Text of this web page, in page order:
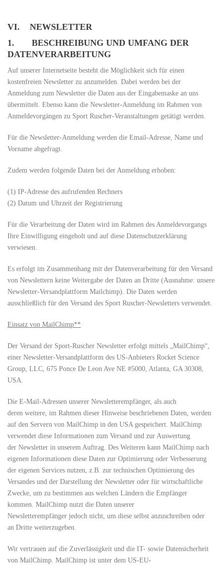
VI. NEWSLETTER
1. BESCHREIBUNG UND UMFANG DER
DATENVERARBEITUNG
Auf unserer Internetseite besteht die Möglichkeit sich für einen
kostenfreien Newsletter zu anzumelden. Dabei werden bei der
Anmeldung zum Newsletter die Daten aus der Eingabemaske an uns
übermittelt. Ebenso kann die Newsletter-Anmeldung im Rahmen von
Anmeldevorgängen zu Sport Ruscher-Veranstaltungen getätigt werden.
Für die Newsletter-Anmeldung werden die Email-Adresse, Name und
Vorname abgefragt.
Zudem werden folgende Daten bei der Anmeldung erhoben:
(1) IP-Adresse des aufrufenden Rechners
(2) Datum und Uhrzeit der Registrierung
Für die Verarbeitung der Daten wird im Rahmen des Anmeldevorgangs
Ihre Einwilligung eingeholt und auf diese Datenschutzerklärung
verwiesen.
Es erfolgt im Zusammenhang mit der Datenverarbeitung für den Versand
von Newslettern keine Weitergabe der Daten an Dritte (Ausnahme: unsere
Newsletter-Versandplattform Mailchimp). Die Daten werden
ausschließlich für den Versand des Sport Ruscher-Newsletters verwendet.
Einsatz von MailChimp**
Der Versand der Sport-Ruscher Newsletter erfolgt mittels „MailChimp“,
einer Newsletter-Versandplattform des US-Anbieters Rocket Science
Group, LLC, 675 Ponce De Leon Ave NE #5000, Atlanta, GA 30308,
USA.
Die E-Mail-Adressen unserer Newsletterempfänger, als auch
deren weitere, im Rahmen dieser Hinweise beschriebenen Daten, werden
auf den Servern von MailChimp in den USA gespeichert. MailChimp
verwendet diese Informationen zum Versand und zur Auswertung
der Newsletter in unserem Auftrag. Des Weiteren kann MailChimp nach
eigenen Informationen diese Daten zur Optimierung oder Verbesserung
der eigenen Services nutzen, z.B. zur technischen Optimierung des
Versandes und der Darstellung der Newsletter oder für wirtschaftliche
Zwecke, um zu bestimmen aus welchen Ländern die Empfänger
kommen. MailChimp nutzt die Daten unserer
Newsletterempfänger jedoch nicht, um diese selbst anzuschreiben oder
an Dritte weiterzugeben.
Wir vertrauen auf die Zuverlässigkeit und die IT- sowie Datensicherheit
von MailChimp. MailChimp ist unter dem US-EU-